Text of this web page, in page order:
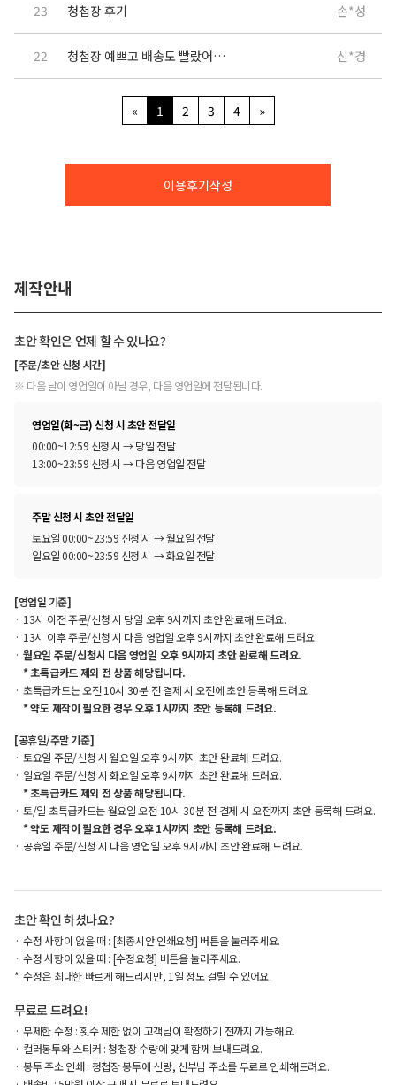
23 청첩장 후기 손*성
22 청첩장 예쁘고 배송도 빨랐어요 > < 신*경
« 1 2 3 4 »
이용후기작성
제작안내
초안 확인은 언제 할 수 있나요?
[주문/초안 신청 시간]
※ 다음 날이 영업일이 아닐 경우, 다음 영업일에 전달됩니다.
영업일(화~금) 신청 시 초안 전달일
00:00~12:59 신청 시 → 당일 전달
13:00~23:59 신청 시 → 다음 영업일 전달
주말 신청 시 초안 전달일
토요일 00:00~23:59 신청 시 → 월요일 전달
일요일 00:00~23:59 신청 시 → 화요일 전달
[영업일 기준]
13시 이전 주문/신청 시 당일 오후 9시까지 초안 완료해 드려요.
13시 이후 주문/신청 시 다음 영업일 오후 9시까지 초안 완료해 드려요.
월요일 주문/신청시 다음 영업일 오후 9시까지 초안 완료해 드려요.
* 초특급카드 제외 전 상품 해당됩니다.
초특급카드는 오전 10시 30분 전 결제 시 오전에 초안 등록해 드려요.
* 약도 제작이 필요한 경우 오후 1시까지 초안 등록해 드려요.
[공휴일/주말 기준]
토요일 주문/신청 시 월요일 오후 9시까지 초안 완료해 드려요.
일요일 주문/신청 시 화요일 오후 9시까지 초안 완료해 드려요.
* 초특급카드 제외 전 상품 해당됩니다.
토/일 초특급카드는 월요일 오전 10시 30분 전 결제 시 오전까지 초안 등록해 드려요.
* 약도 제작이 필요한 경우 오후 1시까지 초안 등록해 드려요.
공휴일 주문/신청 시 다음 영업일 오후 9시까지 초안 완료해 드려요.
초안 확인 하셨나요?
수정 사항이 없을 때 : [최종시안 인쇄요청] 버튼을 눌러주세요.
수정 사항이 있을 때 : [수정요청] 버튼을 눌러주세요.
수정은 최대한 빠르게 해드리지만, 1일 정도 걸릴 수 있어요.
무료로 드려요!
무제한 수정 : 횟수 제한 없이 고객님이 확정하기 전까지 가능해요.
컬러봉투와 스티커 : 청첩장 수량에 맞게 함께 보내드려요.
봉투 주소 인쇄 : 청첩장 봉투에 신랑, 신부님 주소를 무료로 인쇄해드려요.